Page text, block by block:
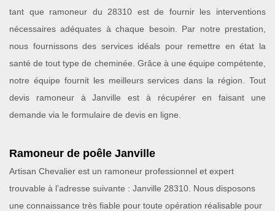
tant que ramoneur du 28310 est de fournir les interventions
nécessaires adéquates à chaque besoin. Par notre prestation,
nous fournissons des services idéals pour remettre en état la
santé de tout type de cheminée. Grâce à une équipe compétente,
notre équipe fournit les meilleurs services dans la région. Tout
devis ramoneur à Janville est à récupérer en faisant une
demande via le formulaire de devis en ligne.
Ramoneur de poêle Janville
Artisan Chevalier est un ramoneur professionnel et expert
trouvable à l’adresse suivante : Janville 28310. Nous disposons
une connaissance très fiable pour toute opération réalisable pour